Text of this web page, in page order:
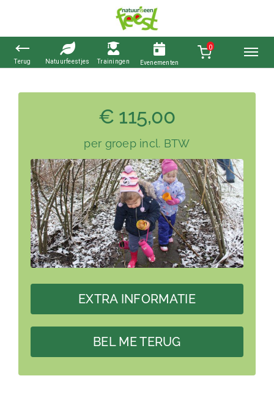
naar
€ 115,00
per groep incl. BTW
EXTRA INFORMATIE
BEL ME TERUG
0